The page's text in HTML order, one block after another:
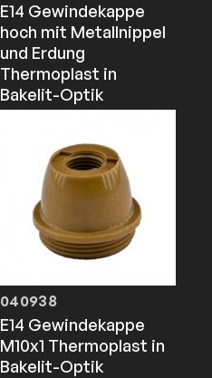
E14 Gewindekappe
hoch mit Metallnippel
und Erdung
Thermoplast in
Bakelit-Optik
040938
E14 Gewindekappe
M10x1 Thermoplast in
Bakelit-Optik